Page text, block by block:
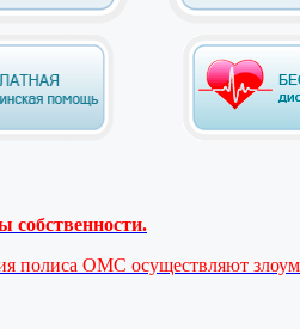
собственности.
полиса ОМС осуществляют